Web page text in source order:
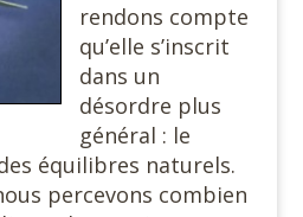
rendons compte
qu’elle s’inscrit
dans un
désordre plus
général : le
équilibres naturels.
percevons combien